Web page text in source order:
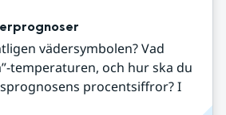
vädersymbolen? Vad
temperaturen, och hur ska du
procentsiffror? I